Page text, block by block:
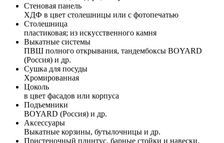
Стеновая панель
ХДФ в цвет столешницы или с фотопечатью
Столешница
пластиковая; из искусственного камня
Выкатные системы
ПВШ полного открывания, тандембоксы BOYARD
(Россия) и др.
Сушка для посуды
Хромированная
Цоколь
в цвет фасадов или корпуса
Подъемники
BOYARD (Россия) и др.
Аксессуары
Выкатные корзины, бутылочницы и др.
Пристеночный плинтус, барные стойки и навески,